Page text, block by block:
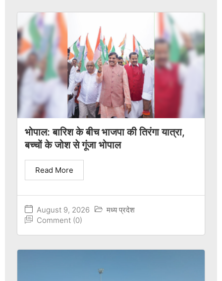
भोपाल: बारिश के बीच भाजपा की तिरंगा यात्रा,
बच्चों के जोश से गूंजा भोपाल
August 9, 2026
मध्य प्रदेश
Comment (0)
Read More